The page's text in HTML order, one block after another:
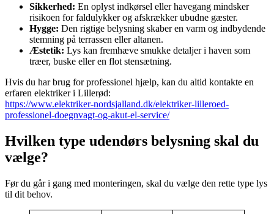
Sikkerhed: En oplyst indkørsel eller havegang mindsker
risikoen for faldulykker og afskrækker ubudne gæster.
Hygge: Den rigtige belysning skaber en varm og indbydende
stemning på terrassen eller altanen.
Æstetik: Lys kan fremhæve smukke detaljer i haven som
træer, buske eller en flot stensætning.
Hvis du har brug for professionel hjælp, kan du altid kontakte en
erfaren elektriker i Lillerød:
https://www.elektriker-nordsjalland.dk/elektriker-lilleroed-
professionel-doegnvagt-og-akut-el-service/
Hvilken type udendørs belysning skal du
vælge?
Før du går i gang med monteringen, skal du vælge den rette type lys
til dit behov.